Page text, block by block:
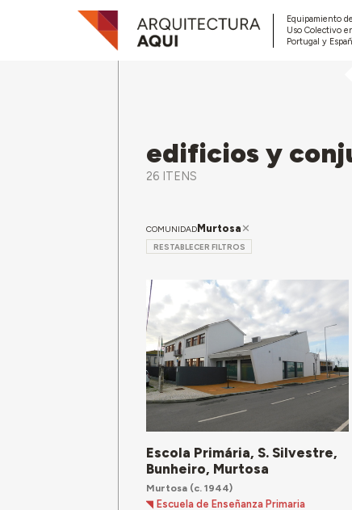
Equipamiento de
Uso Colectivo
Portugal y
edificios y
26 ITENS
COMUNIDAD Murtosa
RESTABLECER FILTROS
Escola Primária, S. Silvestre,
Bunheiro, Murtosa
Murtosa (c. 1944)
Escuela de Enseñanza Primaria